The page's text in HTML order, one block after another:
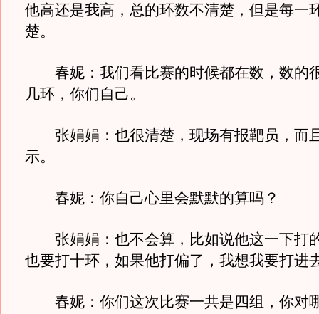
他高还是我高，总的环数不清楚，但是每一
楚。
春妮：我们看比赛的时候都在数，数的
几环，你们自己。
张娟娟：也很清楚，现场有报靶员，而
示。
春妮：你自己心里会默默的算吗？
张娟娟：也不会算，比如说他这一下打
也要打十环，如果他打偏了，我想我要打进
春妮：你们这次比赛一共是四组，你对